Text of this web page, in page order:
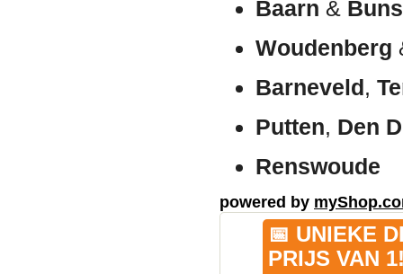
Baarn &
Woudenberg
Barneveld,
Putten, Den
Renswoude
powered by
📅 UNIEKE
PRIJS VAN